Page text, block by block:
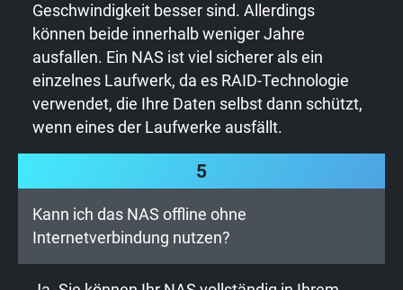
Geschwindigkeit besser sind. Allerdings
können beide innerhalb weniger Jahre
ausfallen. Ein NAS ist viel sicherer als ein
einzelnes Laufwerk, da es RAID-Technologie
verwendet, die Ihre Daten selbst dann schützt,
wenn eines der Laufwerke ausfällt.
5
Kann ich das NAS offline ohne
Internetverbindung nutzen?